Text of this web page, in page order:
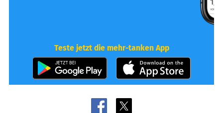
Teste jetzt die mehr-tanken App